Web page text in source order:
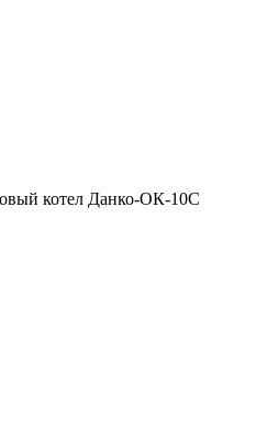
котел Данко-ОК-10С